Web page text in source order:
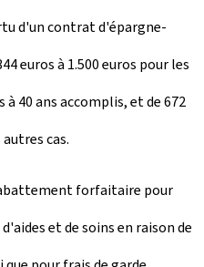
d'un contrat d'épargne-
euros à 1.500 euros pour les
à 40 ans accomplis, et de 672
cas.
forfaitaire pour
et de soins en raison de